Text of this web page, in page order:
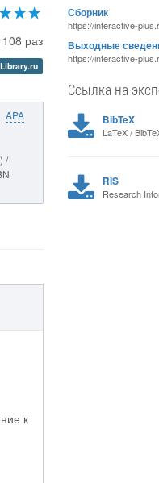
раз
APA
/
к
Сборник
https://interactive-
Выходные
https://interactive-
Ссылка на
BibTeX
LaTeX /
RIS
Research